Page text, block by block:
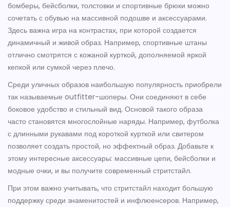
бомберы, бейсболки, толстовки и спортивные брюки можно
сочетать с обувью на массивной подошве и аксессуарами.
Здесь важна игра на контрастах, при которой создается
динамичный и живой образ. Например, спортивные штаны
отлично смотрятся с кожаной курткой, дополняемой яркой
кепкой или сумкой через плечо.
Среди уличных образов наибольшую популярность приобрели
так называемые outfitter-шоперы. Они соединяют в себе
боковое удобство и стильный вид. Основой такого образа
часто становятся многослойные наряды. Например, футболка
с длинными рукавами под короткой курткой или свитером
позволяет создать простой, но эффектный образ. Добавьте к
этому интересные аксессуары: массивные цепи, бейсболки и
модные очки, и вы получите современный стритстайл.
При этом важно учитывать, что стритстайл находит большую
поддержку среди знаменитостей и инфлюенсеров. Например,